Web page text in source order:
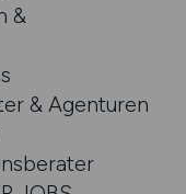
&
& Agenturen